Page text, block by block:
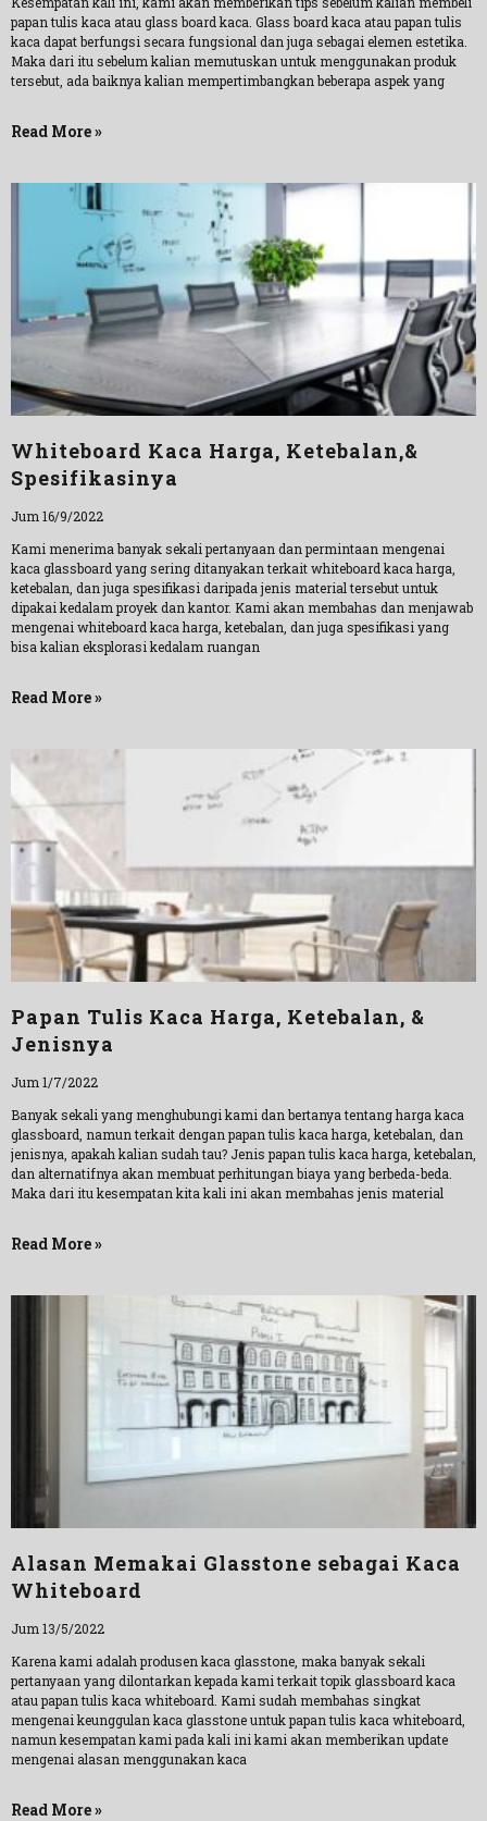
papan tulis kaca atau glass board kaca. Glass board kaca atau papan tulis
kaca dapat berfungsi secara fungsional dan juga sebagai elemen estetika.
Maka dari itu sebelum kalian memutuskan untuk menggunakan produk
tersebut, ada baiknya kalian mempertimbangkan beberapa aspek yang
Read More »
Whiteboard Kaca Harga, Ketebalan,&
Spesifikasinya
Jum 16/9/2022
Kami menerima banyak sekali pertanyaan dan permintaan mengenai
kaca glassboard yang sering ditanyakan terkait whiteboard kaca harga,
ketebalan, dan juga spesifikasi daripada jenis material tersebut untuk
dipakai kedalam proyek dan kantor. Kami akan membahas dan menjawab
mengenai whiteboard kaca harga, ketebalan, dan juga spesifikasi yang
bisa kalian eksplorasi kedalam ruangan
Read More »
Papan Tulis Kaca Harga, Ketebalan, &
Jenisnya
Jum 1/7/2022
Banyak sekali yang menghubungi kami dan bertanya tentang harga kaca
glassboard, namun terkait dengan papan tulis kaca harga, ketebalan, dan
jenisnya, apakah kalian sudah tau? Jenis papan tulis kaca harga, ketebalan,
dan alternatifnya akan membuat perhitungan biaya yang berbeda-beda.
Maka dari itu kesempatan kita kali ini akan membahas jenis material
Read More »
Alasan Memakai Glasstone sebagai Kaca
Whiteboard
Jum 13/5/2022
Karena kami adalah produsen kaca glasstone, maka banyak sekali
pertanyaan yang dilontarkan kepada kami terkait topik glassboard kaca
atau papan tulis kaca whiteboard. Kami sudah membahas singkat
mengenai keunggulan kaca glasstone untuk papan tulis kaca whiteboard,
namun kesempatan kami pada kali ini kami akan memberikan update
mengenai alasan menggunakan kaca
Read More »